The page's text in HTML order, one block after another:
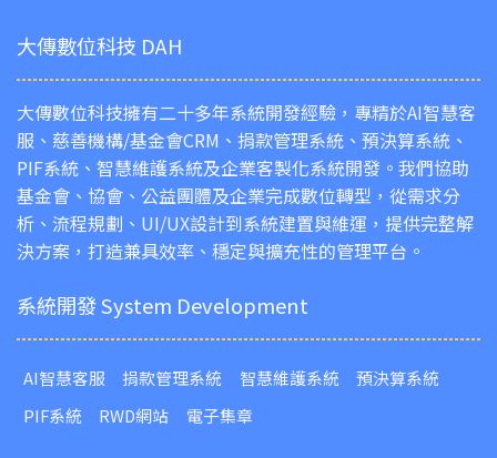
大傳數位科技 DAH
大傳數位科技擁有二十多年系統開發經驗，專精於AI智慧客
服、慈善機構/基金會CRM、捐款管理系統、預決算系統、
PIF系統、智慧維護系統及企業客製化系統開發。我們協助
基金會、協會、公益團體及企業完成數位轉型，從需求分
析、流程規劃、UI/UX設計到系統建置與維運，提供完整解
決方案，打造兼具效率、穩定與擴充性的管理平台。
系統開發 System Development
AI智慧客服 捐款管理系統 智慧維護系統
預決算系統
PIF系統
RWD網站 電子集章